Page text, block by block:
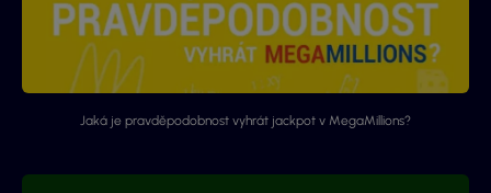
Jaká je pravděpodobnost vyhrát jackpot v MegaMillions?